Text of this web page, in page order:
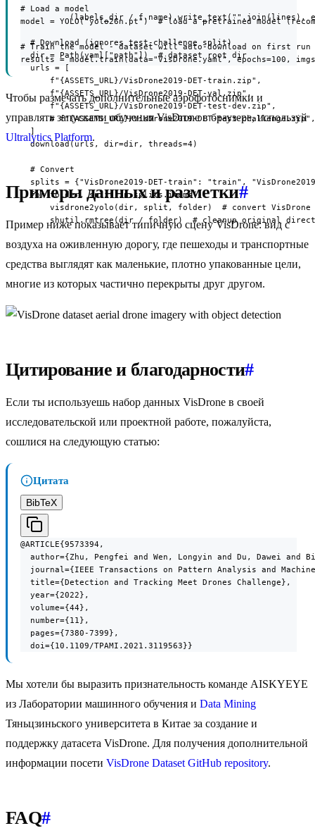
(labels_dir / f.name).write_text("".join(lines),
  # Download (ignores test-challenge split)
  dir = Path(yaml["path"])  # dataset root dir
  urls = [
      f"{ASSETS_URL}/VisDrone2019-DET-train.zip",
      f"{ASSETS_URL}/VisDrone2019-DET-val.zip",
      f"{ASSETS_URL}/VisDrone2019-DET-test-dev.zip",
      # f"{ASSETS_URL}/VisDrone2019-DET-test-challenge.zip",
  ]
  download(urls, dir=dir, threads=4)
  # Convert
splits = {"VisDrone2019-DET-train": "train",
  for folder, split in splits.items():
visdrone2yolo(dir, split, folder)  # convert
shutil.rmtree(dir / folder)  # cleanup original
# Load a model
model = YOLO("yolo26n.pt")  # load a pretrained model
# Train the model - dataset will auto-download on first run
results = model.train(data="VisDrone.yaml", epochs=100,
Чтобы размечать дополнительные аэрофотоснимки и
управлять запусками обучения VisDrone в браузере, используй
Ultralytics Platform.
Примеры данных и разметки#
Пример ниже показывает типичную сцену VisDrone: вид с
воздуха на оживленную дорогу, где пешеходы и транспортные
средства выглядят как маленькие, плотно упакованные цели,
многие из которых частично перекрыты друг другом.
Цитирование и благодарности#
Если ты используешь набор данных VisDrone в своей
исследовательской или проектной работе, пожалуйста,
сошлися на следующую статью:
Цитата
BibTeX
@ARTICLE{9573394,
author={Zhu, Pengfei and Wen, Longyin and Du, Dawei and
journal={IEEE Transactions on Pattern Analysis and
  title={Detection and Tracking Meet Drones Challenge},
  year={2022},
  volume={44},
  number={11},
  pages={7380-7399},
  doi={10.1109/TPAMI.2021.3119563}}
Мы хотели бы выразить признательность команде AISKYEYE
из Лаборатории машинного обучения и Data Mining
Тяньцзиньского университета в Китае за создание и
поддержку датасета VisDrone. Для получения дополнительной
информации посети VisDrone Dataset GitHub repository.
FAQ#